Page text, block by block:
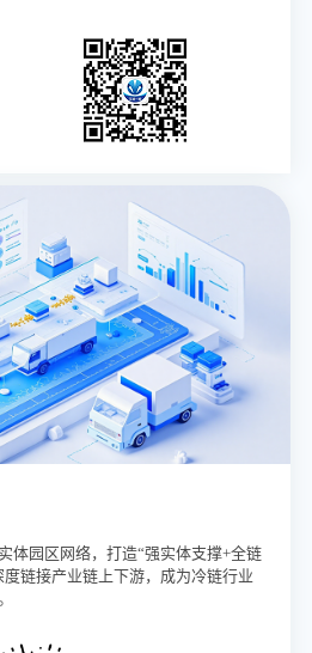
体园区网络，打造“强实体支撑+全链
链接产业链上下游，成为冷链行业